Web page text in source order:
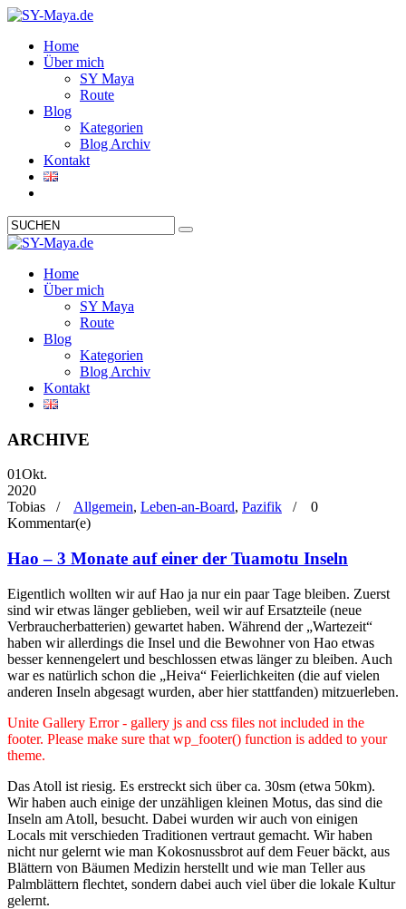
Home
Über mich
SY Maya
Route
Blog
Kategorien
Blog Archiv
Kontakt
Home
Über mich
SY Maya
Route
Blog
Kategorien
Blog Archiv
Kontakt
ARCHIVE
01Okt.
2020
Tobias /
Allgemein, Leben-an-Board, Pazifik /
0
Kommentar(e)
Hao – 3 Monate auf einer der Tuamotu Inseln
Eigentlich wollten wir auf Hao ja nur ein paar Tage bleiben. Zuerst
sind wir etwas länger geblieben, weil wir auf Ersatzteile (neue
Verbraucherbatterien) gewartet haben. Während der „Wartezeit“
haben wir allerdings die Insel und die Bewohner von Hao etwas
besser kennengelert und beschlossen etwas länger zu bleiben. Auch
war es natürlich schon die „Heiva“ Feierlichkeiten (die auf vielen
anderen Inseln abgesagt wurden, aber hier stattfanden) mitzuerleben.
Unite Gallery Error - gallery js and css files not included in the
footer. Please make sure that wp_footer() function is added to your
theme.
Das Atoll ist riesig. Es erstreckt sich über ca. 30sm (etwa 50km).
Wir haben auch einige der unzähligen kleinen Motus, das sind die
Inseln am Atoll, besucht. Dabei wurden wir auch von einigen
Locals mit verschieden Traditionen vertraut gemacht. Wir haben
nicht nur gelernt wie man Kokosnussbrot auf dem Feuer bäckt, aus
Blättern von Bäumen Medizin herstellt und wie man Teller aus
Palmblättern flechtet, sondern dabei auch viel über die lokale Kultur
gelernt.